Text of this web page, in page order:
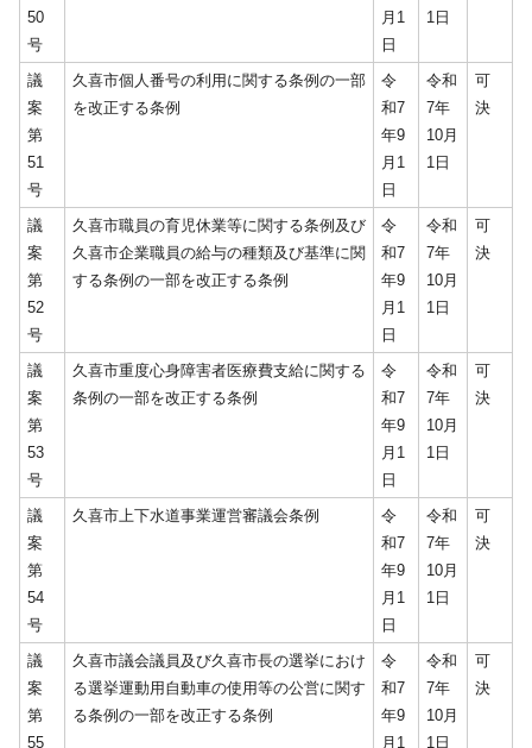
50
号
月1
日
1日
議
案
第
51
号
久喜市個人番号の利用に関する条例の一部
を改正する条例
令
和7
年9
月1
日
令和
7年
10月
1日
可
決
議
案
第
52
号
久喜市職員の育児休業等に関する条例及び
久喜市企業職員の給与の種類及び基準に関
する条例の一部を改正する条例
令
和7
年9
月1
日
令和
7年
10月
1日
可
決
議
案
第
53
号
久喜市重度心身障害者医療費支給に関する
条例の一部を改正する条例
令
和7
年9
月1
日
令和
7年
10月
1日
可
決
議
案
第
54
号
久喜市上下水道事業運営審議会条例
令
和7
年9
月1
日
令和
7年
10月
1日
可
決
議
案
第
55
久喜市議会議員及び久喜市長の選挙におけ
る選挙運動用自動車の使用等の公営に関す
る条例の一部を改正する条例
令
和7
年9
月1
令和
7年
10月
1日
可
決